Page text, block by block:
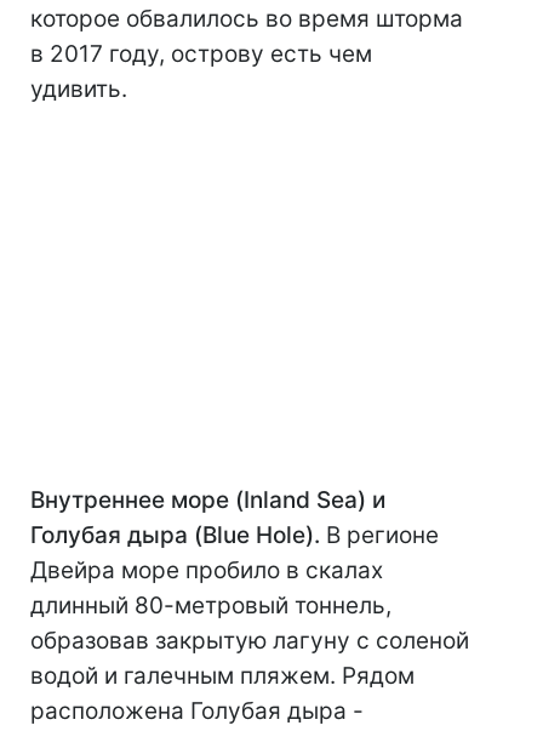
которое обвалилось во время шторма
в 2017 году, острову есть чем
удивить.
Внутреннее море (Inland Sea) и
Голубая дыра (Blue Hole). В регионе
Двейра море пробило в скалах
длинный 80-метровый тоннель,
образовав закрытую лагуну с соленой
водой и галечным пляжем. Рядом
расположена Голубая дыра -